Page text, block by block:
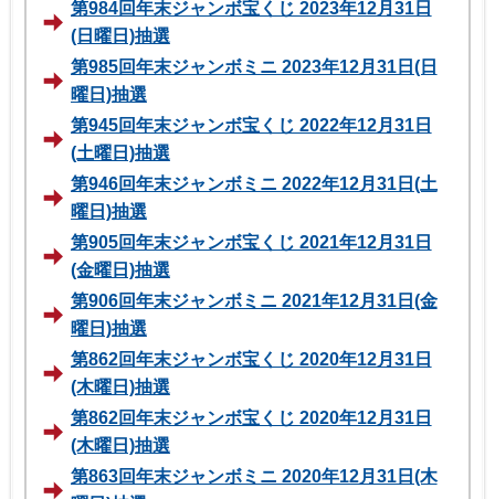
第984回年末ジャンボ宝くじ 2023年12月31日
(日曜日)抽選
第985回年末ジャンボミニ 2023年12月31日(日
曜日)抽選
第945回年末ジャンボ宝くじ 2022年12月31日
(土曜日)抽選
第946回年末ジャンボミニ 2022年12月31日(土
曜日)抽選
第905回年末ジャンボ宝くじ 2021年12月31日
(金曜日)抽選
第906回年末ジャンボミニ 2021年12月31日(金
曜日)抽選
第862回年末ジャンボ宝くじ 2020年12月31日
(木曜日)抽選
第862回年末ジャンボ宝くじ 2020年12月31日
(木曜日)抽選
第863回年末ジャンボミニ 2020年12月31日(木